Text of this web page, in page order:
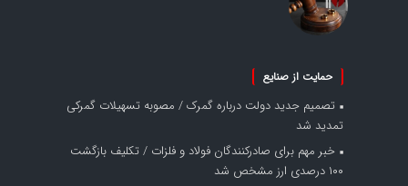
حمایت از صنایع
تصمیم جدید دولت درباره گمرک / مصوبه تسهیلات گمرکی
تمدید شد
خبر مهم برای صادرکنندگان فولاد و فلزات / تکلیف بازگشت
۱۰۰ درصدی ارز مشخص شد